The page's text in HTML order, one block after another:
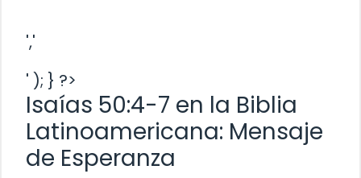
','
' ); } ?>
Isaías 50:4-7 en la Biblia
Latinoamericana: Mensaje
de Esperanza